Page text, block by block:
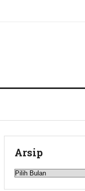
Arsip
Arsip